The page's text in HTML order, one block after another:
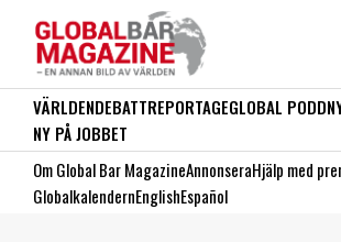
VÄRLDENDEBATTREPORTAGEGLOBAL PODD
NY PÅ JOBBET
Om Global Bar MagazineAnnonseraHjälp med
GlobalkalendernEnglishEspañol